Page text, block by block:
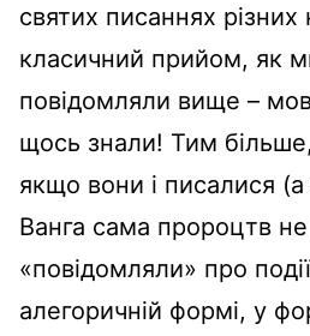
святих писаннях різних
класичний прийом, як
повідомляли вище –
щось знали! Тим
якщо вони і писалися
Ванга сама пророцтв
«повідомляли» про
алегоричній формі, у